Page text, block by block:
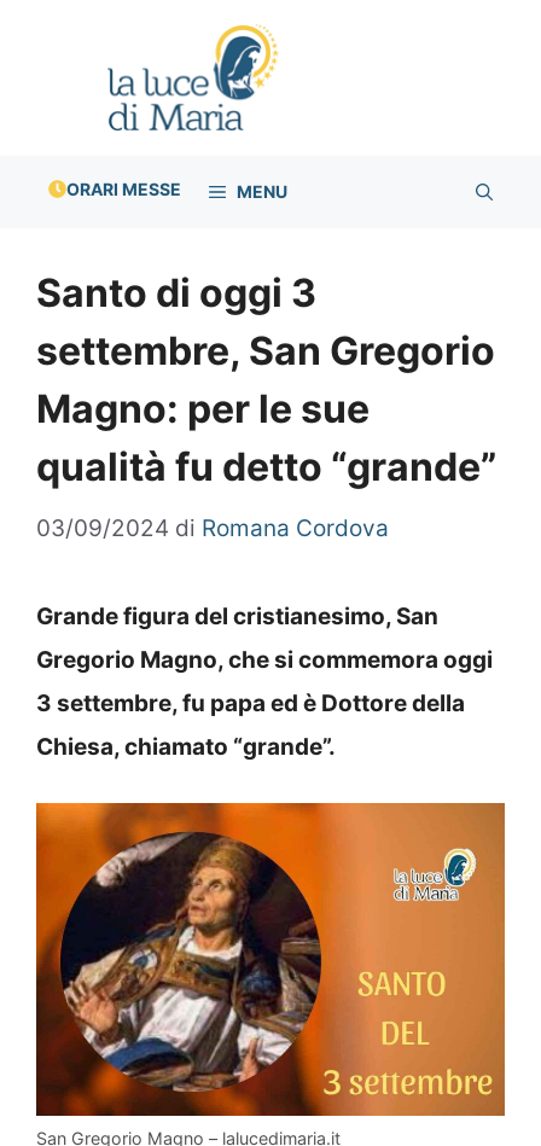
ORARI MESSE MENU
Santo di oggi 3
settembre, San Gregorio
Magno: per le sue
qualità fu detto “grande”
03/09/2024 di Romana Cordova
Grande figura del cristianesimo, San
Gregorio Magno, che si commemora oggi
3 settembre, fu papa ed è Dottore della
Chiesa, chiamato “grande”.
San Gregorio Magno – lalucedimaria.it